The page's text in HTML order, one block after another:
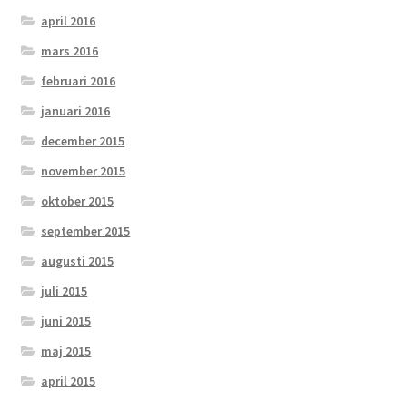
april 2016
mars 2016
februari 2016
januari 2016
december 2015
november 2015
oktober 2015
september 2015
augusti 2015
juli 2015
juni 2015
maj 2015
april 2015